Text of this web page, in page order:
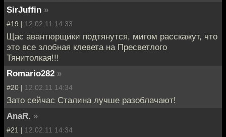
SirJuffin »
#19 | 12.02.11 14:33
Щас авантюрщики подтянутся, мигом расскажут, что
это все злобная клевета на Пресветлого
Тянитолкая!!!
Romario282 »
#20 | 12.02.11 14:34
Зато сейчас Сталина лучше разоблачают!
AnaR. »
#21 | 12.02.11 14:34